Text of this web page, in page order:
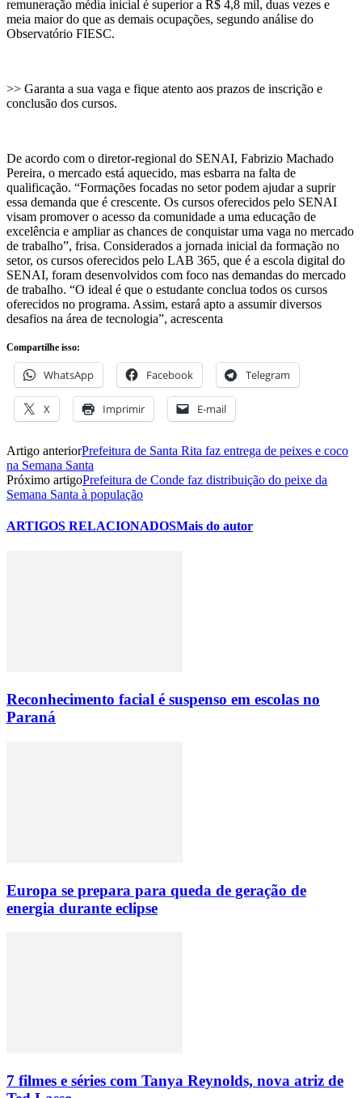
remuneração média inicial é superior a R$ 4,8 mil, duas vezes e
meia maior do que as demais ocupações, segundo análise do
Observatório FIESC.
>> Garanta a sua vaga e fique atento aos prazos de inscrição e
conclusão dos cursos.
De acordo com o diretor-regional do SENAI, Fabrizio Machado
Pereira, o mercado está aquecido, mas esbarra na falta de
qualificação. “Formações focadas no setor podem ajudar a suprir
essa demanda que é crescente. Os cursos oferecidos pelo SENAI
visam promover o acesso da comunidade a uma educação de
excelência e ampliar as chances de conquistar uma vaga no mercado
de trabalho”, frisa. Considerados a jornada inicial da formação no
setor, os cursos oferecidos pelo LAB 365, que é a escola digital do
SENAI, foram desenvolvidos com foco nas demandas do mercado
de trabalho. “O ideal é que o estudante conclua todos os cursos
oferecidos no programa. Assim, estará apto a assumir diversos
desafios na área de tecnologia”, acrescenta
Compartilhe isso:
WhatsApp Facebook Telegram
X Imprimir E-mail
Artigo anteriorPrefeitura de Santa Rita faz entrega de peixes e coco
na Semana Santa
Próximo artigoPrefeitura de Conde faz distribuição do peixe da
Semana Santa à população
ARTIGOS RELACIONADOSMais do autor
Reconhecimento facial é suspenso em escolas no
Paraná
Europa se prepara para queda de geração de
energia durante eclipse
7 filmes e séries com Tanya Reynolds, nova atriz de